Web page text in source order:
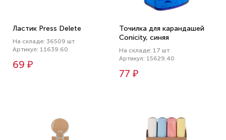
Ластик Press Delete
На складе: 36509 шт
Артикул: 11639.60
69 ₽
Точилка для карандашей
Conicity, синяя
На складе: 17 шт
Артикул: 15629.40
77 ₽